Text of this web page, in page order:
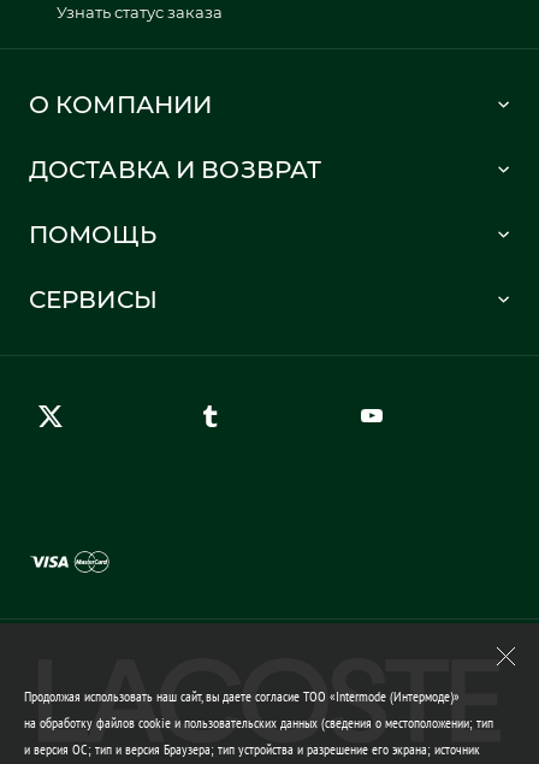
Узнать статус заказа
О КОМПАНИИ
Политика в отношении обработки персональных данных
ДОСТАВКА И ВОЗВРАТ
Информация о доставке
Правила возврата
ПОМОЩЬ
Карта сайта
СЕРВИСЫ
Продолжая использовать наш сайт, вы даете согласие ТОО «Intermode (Интермоде)»
на обработку файлов cookie и пользовательских данных (сведения о местоположении; тип
и версия ОС; тип и версия Браузера; тип устройства и разрешение его экрана; источник